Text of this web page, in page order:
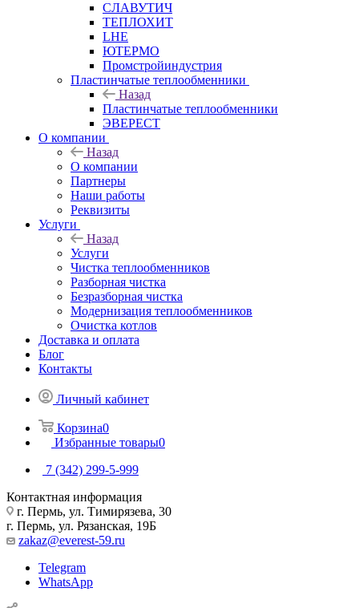
СЛАВУТИЧ
ТЕПЛОХИТ
LHE
ЮТЕРМО
Промстройиндустрия
Пластинчатые теплообменники
Назад
Пластинчатые теплообменники
ЭВЕРЕСТ
О компании
Назад
О компании
Партнеры
Наши работы
Реквизиты
Услуги
Назад
Услуги
Чистка теплообменников
Разборная чистка
Безразборная чистка
Модернизация теплообменников
Очистка котлов
Доставка и оплата
Блог
Контакты
Личный кабинет
Корзина0
Избранные товары0
7 (342) 299-5-999
Контактная информация
г. Пермь, ул. Тимирязева, 30
г. Пермь, ул. Рязанская, 19Б
zakaz@everest-59.ru
Telegram
WhatsApp